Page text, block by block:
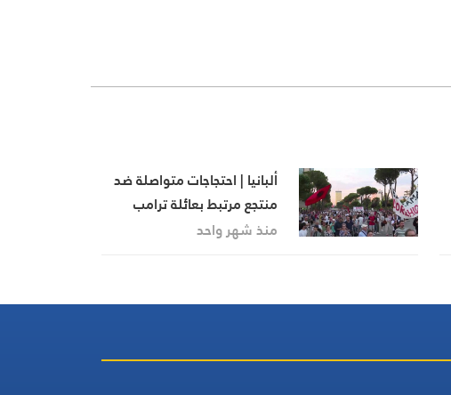
ألبانيا | احتجاجات متواصلة ضد
منتجع مرتبط بعائلة ترامب
منذ شهر واحد